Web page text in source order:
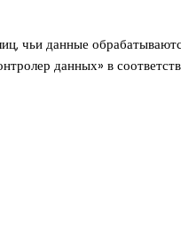
чьи данные
данных» в